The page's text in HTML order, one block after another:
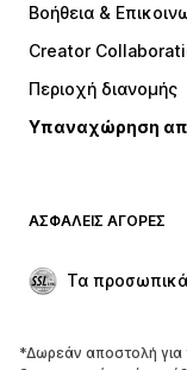
Μπλούζες
Μπουφάν
Εσώρουχα
Παλτό
Περιστάσεις
ΠΑΠΟΎΤΣΙΑ
Βοήθεια &
Creator
Περιοχή διανομής
Υπαναχώρηση
ΑΣΦΑΛΕΊΣ ΑΓΟΡΈΣ
Τα
*Δωρεάν αποστολή για